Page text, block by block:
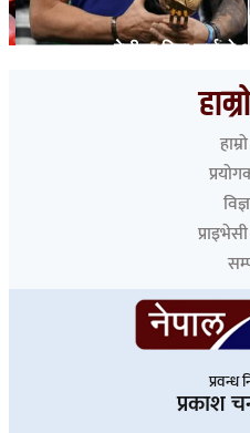
मेसीका पिता जर्जको
प्रवन्ध
प्रकाश